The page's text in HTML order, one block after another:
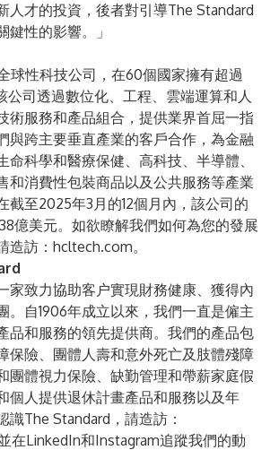
人才的投資，後者對引導The Standard
鍵性的影響。」
球性科技公司，在60個國家擁有超過
公司透過數位化、工程、雲端運算和人
術服務和產品組合，提供業界首屈一指
與跨主要垂直產業的客戶合作，為金融
命科學和醫療保健、高科技、半導體、
和消費性包裝商品以及公共服務等產業
截至2025年3月的12個月內，該公司的
億美元。如欲瞭解我們如何為您的發展
造訪： hcltech.com。
家致力協助客户實現財務健康、獲得內
。自1906年成立以來，我們一直是僱主
品和服務的領先提供商。我們的產品包
保險、團體人壽和意外死亡及肢體殘障
團體視力保險、缺勤管理和帶薪家庭假
個人提供退休計畫產品和服務以及年
識The Standard，請造訪：
在LinkedIn和Instagram追蹤我們的動